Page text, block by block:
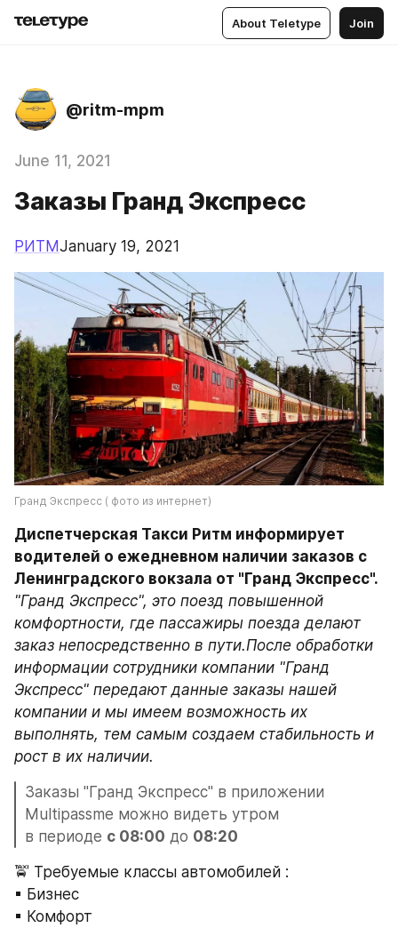
About Teletype Join
@ritm-mpm
June 11, 2021
Заказы Гранд Экспресс
РИТМJanuary 19, 2021
Гранд Экспресс ( фото из интернет)
Диспетчерская Такси Ритм информирует
водителей о ежедневном наличии заказов с
Ленинградского вокзала от "Гранд Экспресс".
"Гранд Экспресс", это поезд повышенной
комфортности, где пассажиры поезда делают
заказ непосредственно в пути.После обработки
информации сотрудники компании "Гранд
Экспресс" передают данные заказы нашей
компании и мы имеем возможность их
выполнять, тем самым создаем стабильность и
рост в их наличии.
Заказы "Гранд Экспресс" в приложении
Multipassme можно видеть утром
в периоде с 08:00 до 08:20
🚖 Требуемые классы автомобилей :
▪ Бизнес
▪ Комфорт